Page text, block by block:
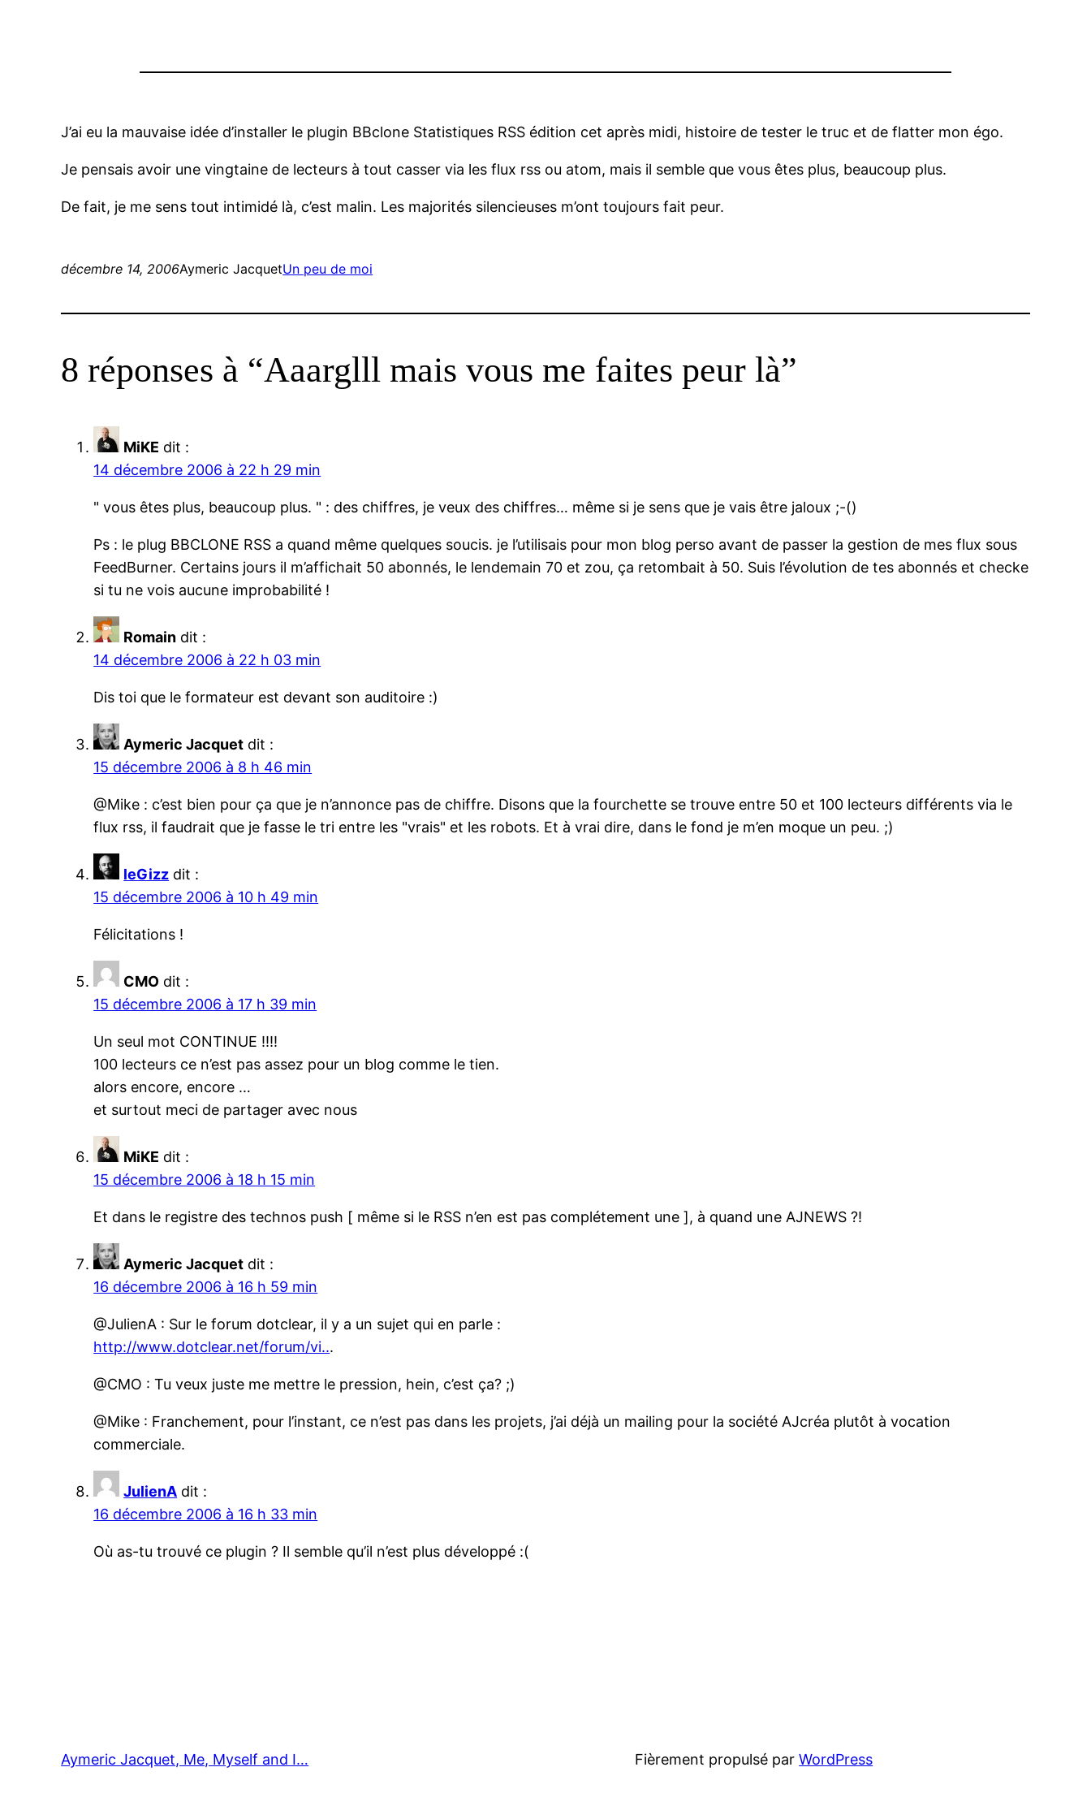
J’ai eu la mauvaise idée d’installer le plugin BBclone Statistiques RSS édition cet après midi, histoire de tester le truc et de flatter mon égo.
Je pensais avoir une vingtaine de lecteurs à tout casser via les flux rss ou atom, mais il semble que vous êtes plus, beaucoup plus.
De fait, je me sens tout intimidé là, c’est malin. Les majorités silencieuses m’ont toujours fait peur.
décembre 14, 2006Aymeric JacquetUn peu de moi
8 réponses à “Aaarglll mais vous me faites peur là”
MiKE dit :
14 décembre 2006 à 22 h 29 min
" vous êtes plus, beaucoup plus. " : des chiffres, je veux des chiffres… même si je sens que je vais être jaloux ;-()
Ps : le plug BBCLONE RSS a quand même quelques soucis. je l’utilisais pour mon blog perso avant de passer la gestion de mes flux sous
FeedBurner. Certains jours il m’affichait 50 abonnés, le lendemain 70 et zou, ça retombait à 50. Suis l’évolution de tes abonnés et checke
si tu ne vois aucune improbabilité !
Romain dit :
14 décembre 2006 à 22 h 03 min
Dis toi que le formateur est devant son auditoire :)
Aymeric Jacquet dit :
15 décembre 2006 à 8 h 46 min
@Mike : c’est bien pour ça que je n’annonce pas de chiffre. Disons que la fourchette se trouve entre 50 et 100 lecteurs différents via le
flux rss, il faudrait que je fasse le tri entre les "vrais" et les robots. Et à vrai dire, dans le fond je m’en moque un peu. ;)
leGizz dit :
15 décembre 2006 à 10 h 49 min
Félicitations !
CMO dit :
15 décembre 2006 à 17 h 39 min
Un seul mot CONTINUE !!!!
100 lecteurs ce n’est pas assez pour un blog comme le tien.
alors encore, encore …
et surtout meci de partager avec nous
MiKE dit :
15 décembre 2006 à 18 h 15 min
Et dans le registre des technos push [ même si le RSS n’en est pas complétement une ], à quand une AJNEWS ?!
Aymeric Jacquet dit :
16 décembre 2006 à 16 h 59 min
@JulienA : Sur le forum dotclear, il y a un sujet qui en parle :
http://www.dotclear.net/forum/vi...
@CMO : Tu veux juste me mettre le pression, hein, c’est ça? ;)
@Mike : Franchement, pour l’instant, ce n’est pas dans les projets, j’ai déjà un mailing pour la société AJcréa plutôt à vocation
commerciale.
JulienA dit :
16 décembre 2006 à 16 h 33 min
Où as-tu trouvé ce plugin ? Il semble qu’il n’est plus développé :(
Aymeric Jacquet, Me, Myself and I… Fièrement propulsé parWordPress